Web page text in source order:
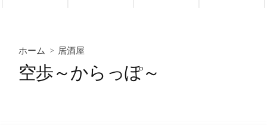
ホーム > 居酒屋
空歩～からっぽ～